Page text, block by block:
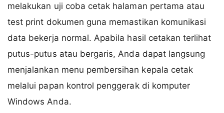
melakukan uji coba cetak halaman pertama atau
test print dokumen guna memastikan komunikasi
data bekerja normal. Apabila hasil cetakan terlihat
putus-putus atau bergaris, Anda dapat langsung
menjalankan menu pembersihan kepala cetak
melalui papan kontrol penggerak di komputer
Windows Anda.